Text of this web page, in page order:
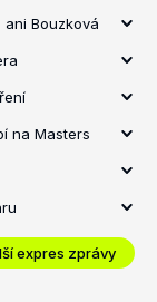
Bouzková
na Masters
expres zprávy